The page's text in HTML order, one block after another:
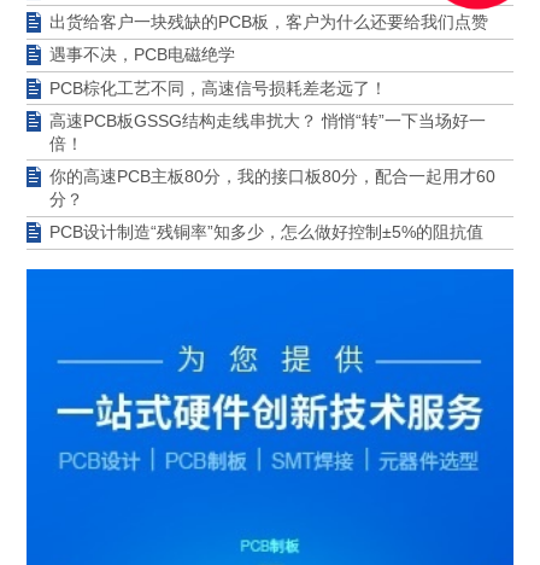
出货给客户一块残缺的PCB板，客户为什么还要给我们点赞
遇事不决，PCB电磁绝学
PCB棕化工艺不同，高速信号损耗差老远了！
高速PCB板GSSG结构走线串扰大？ 悄悄“转”一下当场好一
倍！
你的高速PCB主板80分，我的接口板80分，配合一起用才60
分？
PCB设计制造“残铜率”知多少，怎么做好控制±5%的阻抗值